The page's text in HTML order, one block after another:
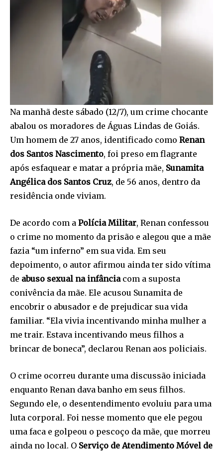
Na manhã deste sábado (12/7), um crime chocante
abalou os moradores de Águas Lindas de Goiás.
Um homem de 27 anos, identificado como Renan
dos Santos Nascimento, foi preso em flagrante
após esfaquear e matar a própria mãe, Sunamita
Angélica dos Santos Cruz, de 56 anos, dentro da
residência onde viviam.
De acordo com a Polícia Militar, Renan confessou
o crime no momento da prisão e alegou que a mãe
fazia “um inferno” em sua vida. Em seu
depoimento, o autor afirmou ainda ter sido vítima
de abuso sexual na infânciacom a suposta
conivência da mãe. Ele acusou Sunamita de
encobrir o abusador e de prejudicar sua vida
familiar. “Ela vivia incentivando minha mulher a
me trair. Estava incentivando meus filhos a
brincar de boneca”, declarou Renan aos policiais.
O crime ocorreu durante uma discussão iniciada
enquanto Renan dava banho em seus filhos.
Segundo ele, o desentendimento evoluiu para uma
luta corporal. Foi nesse momento que ele pegou
uma faca e golpeou o pescoço da mãe, que morreu
ainda no local. O Serviço de Atendimento Móvel de